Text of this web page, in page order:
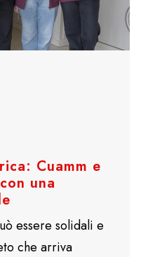
Cuamm e
una
essere solidali e
che arriva